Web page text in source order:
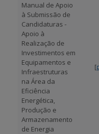
Manual de Apoio
à Submissão de
Candidaturas -
Apoio à
Realização de
Investimentos em
Equipamentos e
Infraestruturas
na Área da
Eficiência
Energética,
Produção e
Armazenamento
de Energia
[